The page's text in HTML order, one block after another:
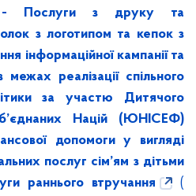
- Послуги з друку та
з логотипом та кепок з
інформаційної кампанії та
межах реалізації спільного
за участю Дитячого
Націй (ЮНІСЕФ)
допомоги у вигляді
послуг сім’ям з дітьми
раннього втручання
(